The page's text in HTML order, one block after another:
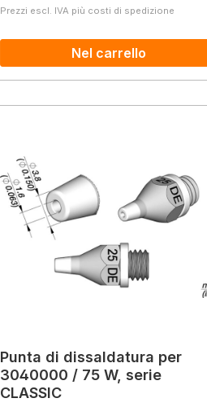
Prezzi escl. IVA più costi di spedizione
Nel carrello
Punta di dissaldatura per
3040000 / 75 W, serie
CLASSIC